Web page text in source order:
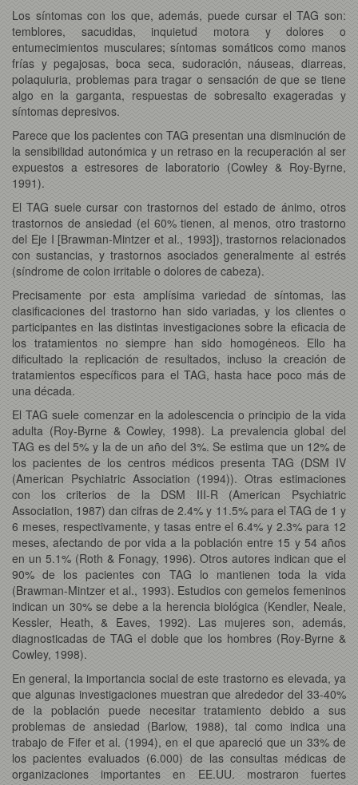
Los síntomas con los que, además, puede cursar el TAG son:
temblores, sacudidas, inquietud motora y dolores o
entumecimientos musculares; síntomas somáticos como manos
frías y pegajosas, boca seca, sudoración, náuseas, diarreas,
polaquiuria, problemas para tragar o sensación de que se tiene
algo en la garganta, respuestas de sobresalto exageradas y
síntomas depresivos.
Parece que los pacientes con TAG presentan una disminución de
la sensibilidad autonómica y un retraso en la recuperación al ser
expuestos a estresores de laboratorio (Cowley & Roy-Byrne,
1991).
El TAG suele cursar con trastornos del estado de ánimo, otros
trastornos de ansiedad (el 60% tienen, al menos, otro trastorno
del Eje I [Brawman-Mintzer et al., 1993]), trastornos relacionados
con sustancias, y trastornos asociados generalmente al estrés
(síndrome de colon irritable o dolores de cabeza).
Precisamente por esta amplísima variedad de síntomas, las
clasificaciones del trastorno han sido variadas, y los clientes o
participantes en las distintas investigaciones sobre la eficacia de
los tratamientos no siempre han sido homogéneos. Ello ha
dificultado la replicación de resultados, incluso la creación de
tratamientos específicos para el TAG, hasta hace poco más de
una década.
El TAG suele comenzar en la adolescencia o principio de la vida
adulta (Roy-Byrne & Cowley, 1998). La prevalencia global del
TAG es del 5% y la de un año del 3%. Se estima que un 12% de
los pacientes de los centros médicos presenta TAG (DSM IV
(American Psychiatric Association (1994)). Otras estimaciones
con los criterios de la DSM III-R (American Psychiatric
Association, 1987) dan cifras de 2.4% y 11.5% para el TAG de 1 y
6 meses, respectivamente, y tasas entre el 6.4% y 2.3% para 12
meses, afectando de por vida a la población entre 15 y 54 años
en un 5.1% (Roth & Fonagy, 1996). Otros autores indican que el
90% de los pacientes con TAG lo mantienen toda la vida
(Brawman-Mintzer et al., 1993). Estudios con gemelos femeninos
indican un 30% se debe a la herencia biológica (Kendler, Neale,
Kessler, Heath, & Eaves, 1992). Las mujeres son, además,
diagnosticadas de TAG el doble que los hombres (Roy-Byrne &
Cowley, 1998).
En general, la importancia social de este trastorno es elevada, ya
que algunas investigaciones muestran que alrededor del 33-40%
de la población puede necesitar tratamiento debido a sus
problemas de ansiedad (Barlow, 1988), tal como indica una
trabajo de Fifer et al. (1994), en el que apareció que un 33% de
los pacientes evaluados (6.000) de las consultas médicas de
organizaciones importantes en EE.UU. mostraron fuertes